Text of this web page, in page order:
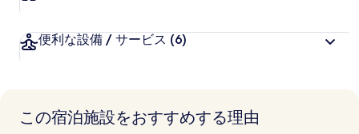
便利な設備 / サービス (6)
この宿泊施設をおすすめする理由